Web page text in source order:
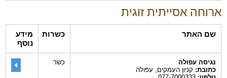
ארוחה אסייתית זוגית
שם האתר כשרות
מידע
נוסף
נגיסה עפולה
כתובת:קניון העמקים, עפולה
כשר